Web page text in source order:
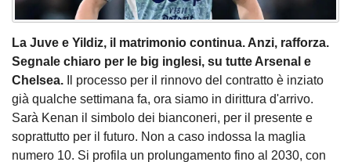
La Juve e Yildiz, il matrimonio continua. Anzi, rafforza.
Segnale chiaro per le big inglesi, su tutte Arsenal e
Chelsea.
Il processo per il rinnovo del contratto è inziato
già qualche settimana fa, ora siamo in dirittura d'arrivo.
Sarà Kenan il simbolo dei bianconeri, per il presente e
soprattutto per il futuro. Non a caso indossa la maglia
numero 10. Si profila un prolungamento fino al 2030, con